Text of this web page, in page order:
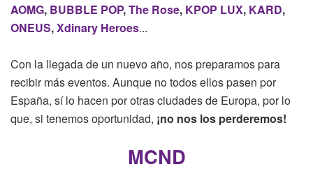
AOMG, BUBBLE POP,The Rose, KPOP LUX, KARD,
ONEUS,Xdinary Heroes...
Con la llegada de un nuevo año, nos preparamos para
recibir más eventos. Aunque no todos ellos pasen por
España, sí lo hacen por otras ciudades de Europa, por lo
que, si tenemos oportunidad, ¡no nos los perderemos!
MCND